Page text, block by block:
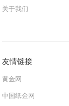
关于我们
友情链接
黄金网
中国纸金网